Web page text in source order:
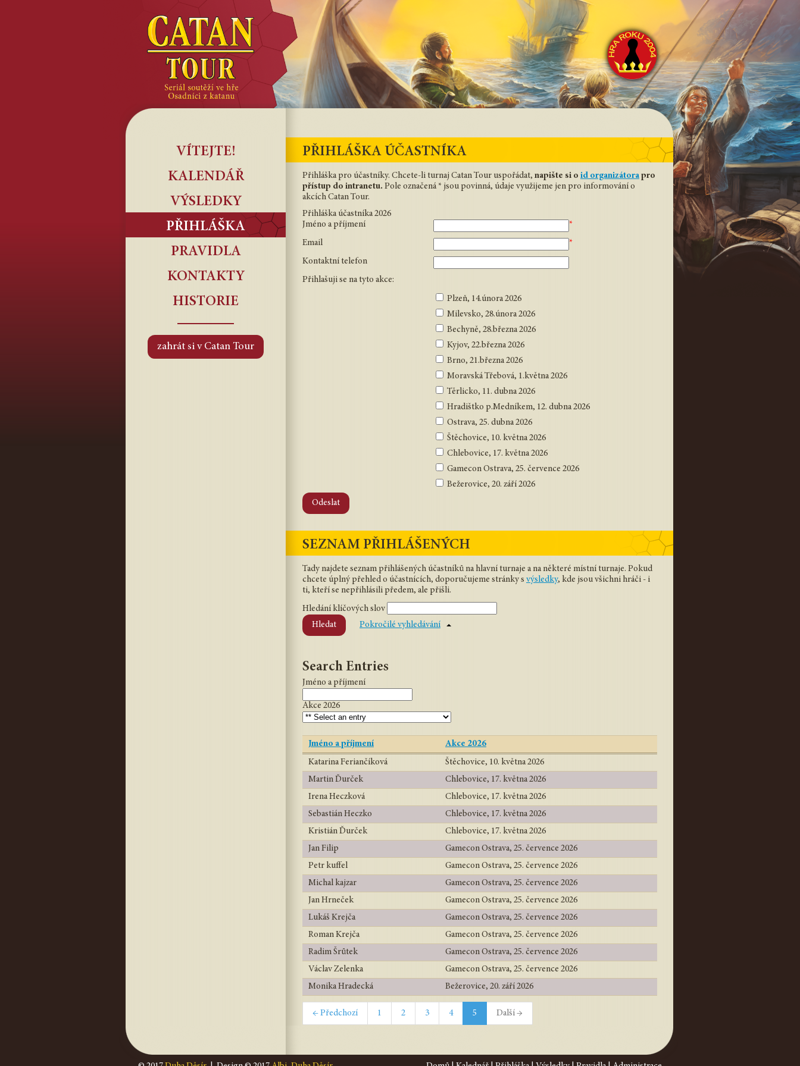
VÍTEJTE!
KALENDÁŘ
VÝSLEDKY
PŘIHLÁŠKA
PRAVIDLA
KONTAKTY
HISTORIE
zahrát si v Catan Tour
PŘIHLÁŠKA ÚČASTNÍKA
Přihláška pro účastníky. Chcete-li turnaj Catan Tour uspořádat, napište si o id organizátora pro
přístup do intranetu. Pole označená * jsou povinná, údaje využijeme jen pro informování o
akcích Catan Tour.
Přihláška účastníka 2026
Jméno a příjmení
Email
Kontaktní telefon
Přihlašuji se na tyto akce:
Plzeň, 14.února 2026
Milevsko, 28.února 2026
Bechyně, 28.března 2026
Kyjov, 22.března 2026
Brno, 21.března 2026
Moravská Třebová, 1.května 2026
Těrlicko, 11. dubna 2026
Hradištko p.Medníkem, 12. dubna 2026
Ostrava, 25. dubna 2026
Štěchovice, 10. května 2026
Chlebovice, 17. května 2026
Gamecon Ostrava, 25. července 2026
Bežerovice, 20. září 2026
Odeslat
SEZNAM PŘIHLÁŠENÝCH
Tady najdete seznam přihlášených účastníků na hlavní turnaje a na některé místní turnaje. Pokud
chcete úplný přehled o účastnících, doporučujeme stránky s výsledky, kde jsou všichni hráči - i
ti, kteří se nepřihlásili předem, ale přišli.
Hledání klíčových slov
Hledat
Pokročilé vyhledávání
Search Entries
Jméno a příjmení
Akce 2026
Jméno a příjmení Akce 2026
Katarina Feriančíková
Štěchovice, 10. května 2026
Martin Ďurček
Chlebovice, 17. května 2026
Irena Heczková
Chlebovice, 17. května 2026
Sebastián Heczko
Chlebovice, 17. května 2026
Kristián Ďurček
Chlebovice, 17. května 2026
Jan Filip
Gamecon Ostrava, 25. července 2026
Petr kuffel
Gamecon Ostrava, 25. července 2026
Michal kajzar
Gamecon Ostrava, 25. července 2026
Jan Hrneček
Gamecon Ostrava, 25. července 2026
Lukáš Krejča
Gamecon Ostrava, 25. července 2026
Roman Krejča
Gamecon Ostrava, 25. července 2026
Radim Šrůtek
Gamecon Ostrava, 25. července 2026
Václav Zelenka
Gamecon Ostrava, 25. července 2026
Monika Hradecká
Bežerovice, 20. září 2026
← Předchozí 1 2 3 4 5 Další →